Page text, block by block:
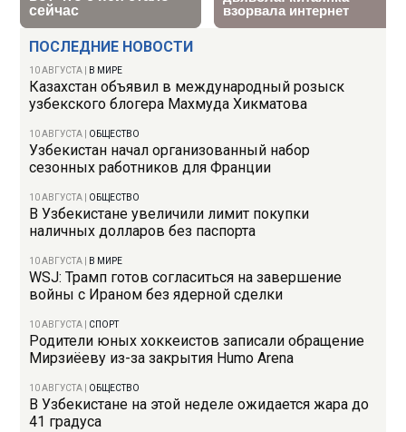
ПОСЛЕДНИЕ НОВОСТИ
10 АВГУСТА В МИРЕ
Казахстан объявил в международный розыск
узбекского блогера Махмуда Хикматова
10 АВГУСТА ОБЩЕСТВО
Узбекистан начал организованный набор
сезонных работников для Франции
10 АВГУСТА ОБЩЕСТВО
В Узбекистане увеличили лимит покупки
наличных долларов без паспорта
10 АВГУСТА В МИРЕ
WSJ: Трамп готов согласиться на завершение
войны с Ираном без ядерной сделки
10 АВГУСТА СПОРТ
Родители юных хоккеистов записали обращение
Мирзиёеву из-за закрытия Humo Arena
10 АВГУСТА ОБЩЕСТВО
В Узбекистане на этой неделе ожидается жара до
41 градуса